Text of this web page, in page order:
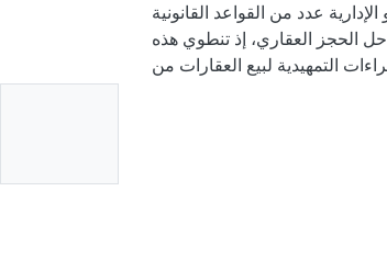
عدد من القواعد القانونية
الحجز العقاري، إذ تنطوي هذه
التمهيدية لبيع العقارات من